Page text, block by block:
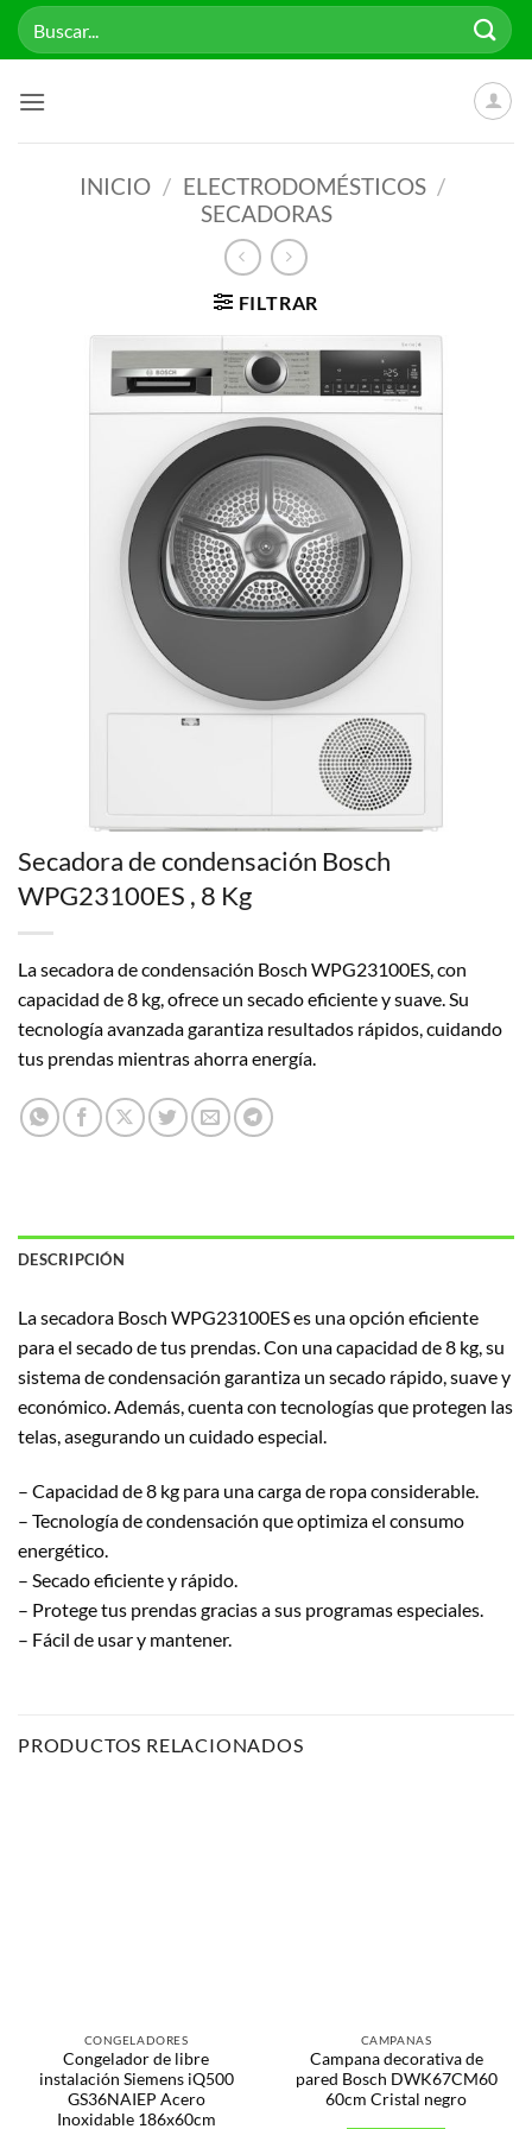
Saltar
Buscar
por:
INICIO / ELECTRODOMÉSTICOS /
SECADORAS
FILTRAR
Secadora de condensación Bosch
WPG23100ES , 8 Kg
La secadora de condensación Bosch WPG23100ES, con
capacidad de 8 kg, ofrece un secado eficiente y suave. Su
tecnología avanzada garantiza resultados rápidos, cuidando
tus prendas mientras ahorra energía.
DESCRIPCIÓN
La secadora Bosch WPG23100ES es una opción eficiente
para el secado de tus prendas. Con una capacidad de 8 kg, su
sistema de condensación garantiza un secado rápido, suave y
económico. Además, cuenta con tecnologías que protegen las
telas, asegurando un cuidado especial.
– Capacidad de 8 kg para una carga de ropa considerable.
– Tecnología de condensación que optimiza el consumo
energético.
– Secado eficiente y rápido.
– Protege tus prendas gracias a sus programas especiales.
– Fácil de usar y mantener.
PRODUCTOS RELACIONADOS
CONGELADORES
Congelador de libre
instalación Siemens iQ500
GS36NAIEP Acero
Inoxidable 186x60cm
CAMPANAS
Campana decorativa de
pared Bosch DWK67CM60
60cm Cristal negro